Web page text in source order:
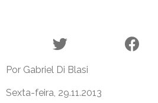
Por Gabriel Di Blasi
Sexta-feira, 29.11.2013